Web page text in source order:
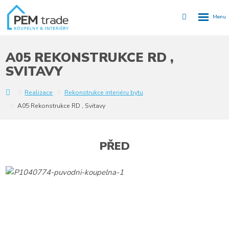
Vyhledávání
A05 REKONSTRUKCE RD ,
SVITAVY
Realizace
Rekonstrukce interiéru bytu
A05 Rekonstrukce RD , Svitavy
PŘED